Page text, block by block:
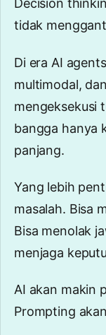
Decision
tidak
Di era AI
multimodal,
mengeksekusi
bangga hanya
panjang.
Yang lebih
masalah. Bisa
Bisa menolak
menjaga
AI akan makin
Prompting